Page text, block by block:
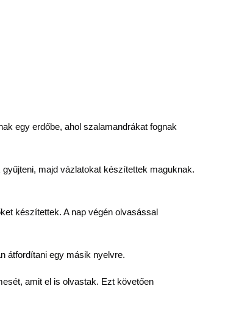
egy erdőbe, ahol szalamandrákat fognak
majd vázlatokat készítettek maguknak.
készítettek. A nap végén olvasással
átfordítani egy másik nyelvre.
amit el is olvastak. Ezt követően